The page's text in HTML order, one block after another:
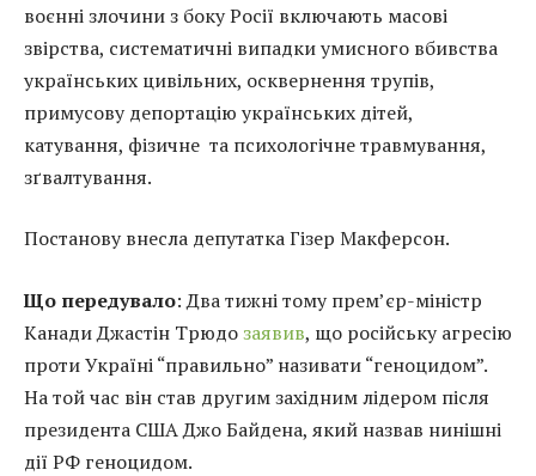
воєнні злочини з боку Росії включають масові
звірства, систематичні випадки умисного вбивства
українських цивільних, осквернення трупів,
примусову депортацію українських дітей,
катування, фізичне та психологічне травмування,
зґвалтування.
Постанову внесла депутатка Гізер Макферсон.
Що передувало: Два тижні тому прем’єр-міністр
Канади Джастін Трюдозаявив, що російську агресію
проти Україні “правильно” називати “геноцидом”.
На той час він став другим західним лідером після
президента США Джо Байдена, який назвав нинішні
дії РФ геноцидом.